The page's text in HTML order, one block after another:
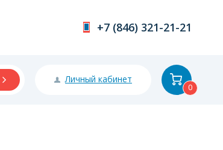
+7 (846) 321-21-21
Личный кабинет
0